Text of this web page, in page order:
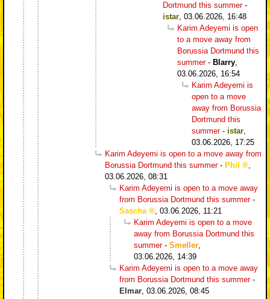
Dortmund this summer-
istar, 03.06.2026, 16:48
Karim Adeyemi is open
to a move away from
Borussia Dortmund this
summer- Blarry,
03.06.2026, 16:54
Karim Adeyemi is
open to a move
away from Borussia
Dortmund this
summer- istar,
03.06.2026, 17:25
Karim Adeyemi is open to a move away from
Borussia Dortmund this summer- Phil
,
03.06.2026, 08:31
Karim Adeyemi is open to a move away
from Borussia Dortmund this summer-
Sascha
, 03.06.2026, 11:21
Karim Adeyemi is open to a move
away from Borussia Dortmund this
summer- Smeller,
03.06.2026, 14:39
Karim Adeyemi is open to a move away
from Borussia Dortmund this summer-
Elmar, 03.06.2026, 08:45